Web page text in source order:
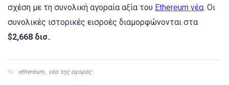
σχέση με τη συνολική αγοραία αξία του Ethereum νέα. Οι
συνολικές ιστορικές εισροές διαμορφώνονται στα
$2,668 δισ..
ethereum, νέα της αγοράς